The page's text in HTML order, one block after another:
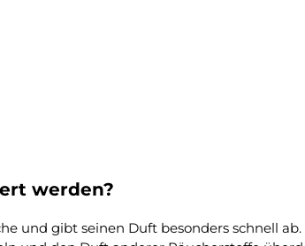
werden?
und gibt seinen Duft besonders schnell